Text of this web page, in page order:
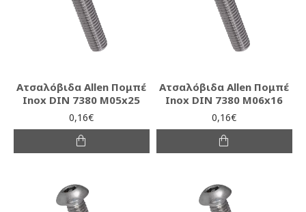
Ατσαλόβιδα Allen Πομπέ
Inox DIN 7380 M05x25
0,16€
Ατσαλόβιδα Allen Πομπέ
Inox DIN 7380 M06x16
0,16€